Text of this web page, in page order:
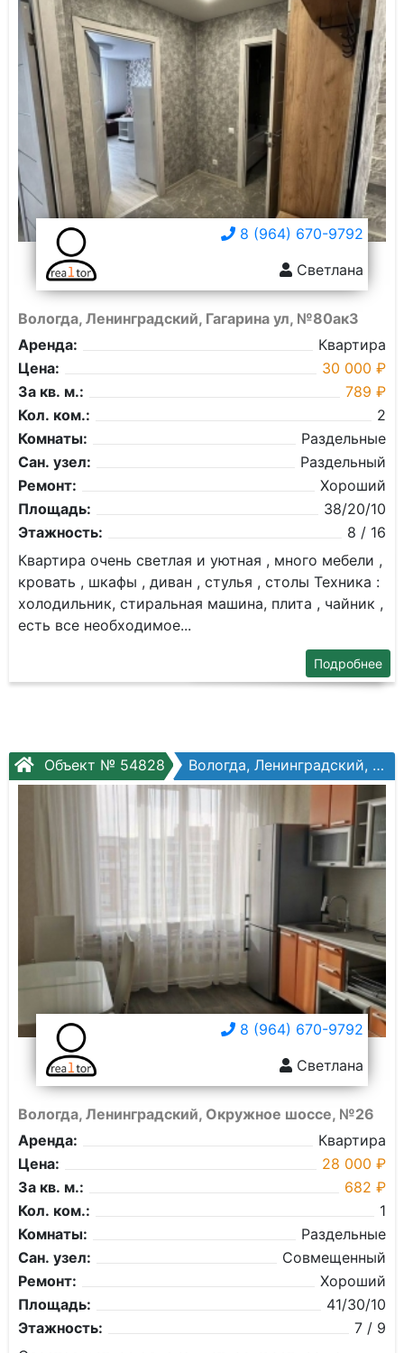
8 (964) 670-9792
Светлана
Вологда, Ленинградский, Гагарина ул, №80ак3
Аренда:
Квартира
Цена:
30 000 ₽
За кв. м.:
789 ₽
Кол. ком.:
2
Комнаты:
Раздельные
Сан. узел:
Раздельный
Ремонт:
Хороший
Площадь:
38/20/10
Этажность:
8 / 16
Квартира очень светлая и уютная , много мебели ,
кровать , шкафы , диван , стулья , столы Техника :
холодильник, стиральная машина, плита , чайник ,
есть все необходимое...
Подробнее
Объект № 54828 Вологда, Ленинградский, Окружное шоссе, №26
8 (964) 670-9792
Светлана
Вологда, Ленинградский, Окружное шоссе, №26
Аренда:
Квартира
Цена:
28 000 ₽
За кв. м.:
682 ₽
Кол. ком.:
1
Комнаты:
Раздельные
Сан. узел:
Совмещенный
Ремонт:
Хороший
Площадь:
41/30/10
Этажность:
7 / 9